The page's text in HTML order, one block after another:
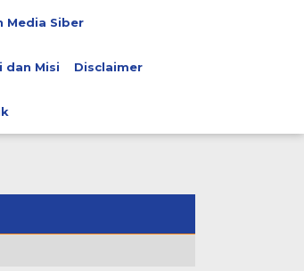
Media Siber
dan Misi Disclaimer